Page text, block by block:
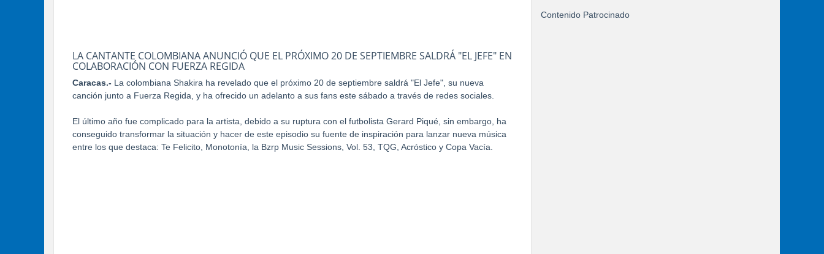
LA CANTANTE COLOMBIANA ANUNCIÓ QUE EL PRÓXIMO 20 DE SEPTIEMBRE SALDRÁ "EL JEFE" EN
COLABORACIÓN CON FUERZA REGIDA
Caracas.- La colombiana Shakira ha revelado que el próximo 20 de septiembre saldrá "El Jefe", su nueva
canción junto a Fuerza Regida, y ha ofrecido un adelanto a sus fans este sábado a través de redes sociales.
El último año fue complicado para la artista, debido a su ruptura con el futbolista Gerard Piqué, sin embargo, ha
conseguido transformar la situación y hacer de este episodio su fuente de inspiración para lanzar nueva música
entre los que destaca: Te Felicito, Monotonía, la Bzrp Music Sessions, Vol. 53, TQG, Acróstico y Copa Vacía.
Contenido Patrocinado